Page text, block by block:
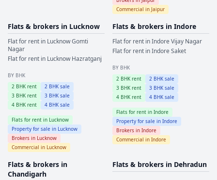
Commercial in Jaipur
Flats & brokers in Lucknow
Flat for rent in LucknowGomti
Nagar
Flat for rent in Lucknow Hazratganj
BY BHK
2 BHK rent 2 BHK sale
3 BHK rent 3 BHK sale
4 BHK rent 4 BHK sale
Flats for rent in Lucknow
Property for sale in Lucknow
Brokers in Lucknow
Commercial in Lucknow
Flats & brokers in Indore
Flat for rent inIndoreVijay Nagar
Flat for rent inIndoreSaket
BY BHK
2 BHK rent 2 BHK sale
3 BHK rent 3 BHK sale
4 BHK rent 4 BHK sale
Flats for rent in Indore
Property for sale in Indore
Brokers in Indore
Commercial in Indore
Flats & brokers in
Chandigarh
Flats & brokers in Dehradun